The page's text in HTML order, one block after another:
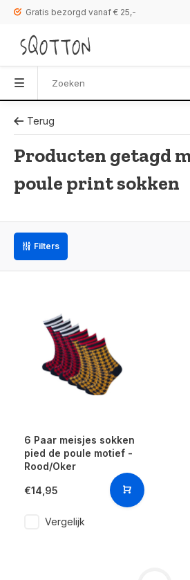
Gratis bezorgd vanaf € 25,-
Terug
Producten getagd
poule print sokken
Filters
6 Paar meisjes sokken
pied de poule motief -
Rood/Oker
€14,95
Vergelijk